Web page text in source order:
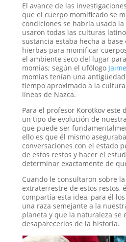
El avance de las
que el cuerpo momificado se
condiciones se habría usado
usaron todas las culturas
sustancia estaba hecha a
hierbas para momificar
el ambiente seco del lugar
momias; según el ufólogo
momias tenían una
tiempo aproximado a la
líneas de Nazca.
Para el profesor Korotkov este
un tipo de evolución de
que puede ser
ello es que él mismo
conversaciones con el estado
de estos restos y hacer el
determinar exactamente de
Cuando le consultaron sobre
extraterrestre de estos restos,
compartía esta idea, para él
una raza semejante a la
planeta y que la naturaleza se
desaparecerlos de la historia.